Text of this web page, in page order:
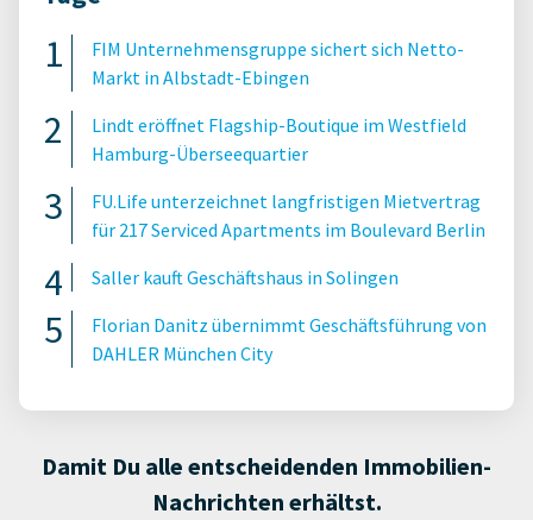
FIM Unternehmensgruppe sichert sich Netto-
Markt in Albstadt-Ebingen
Lindt eröffnet Flagship-Boutique im Westfield
Hamburg-Überseequartier
FU.Life unterzeichnet langfristigen Mietvertrag
für 217 Serviced Apartments im Boulevard Berlin
Saller kauft Geschäftshaus in Solingen
Florian Danitz übernimmt Geschäftsführung von
DAHLER München City
Damit Du alle entscheidenden Immobilien-
Nachrichten erhältst.